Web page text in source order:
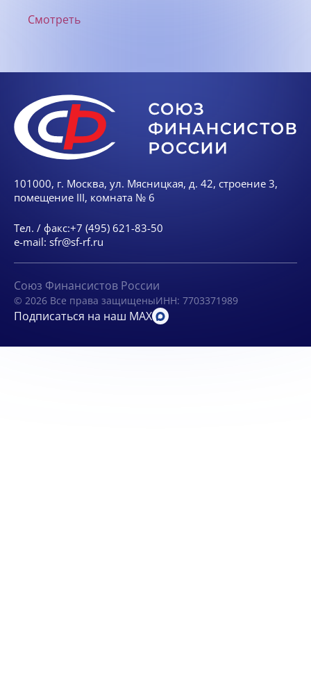
Смотреть
101000, г. Москва, ул. Мясницкая, д. 42, строение 3,
помещение III, комната № 6
Тел. / факс:+7 (495) 621-83-50
e-mail: sfr@sf-rf.ru
Союз Финансистов России
© 2026 Все права защищеныИНН: 7703371989
Подписаться на наш MAX